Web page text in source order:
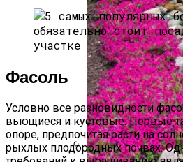
Фасоль
Условно все разновидности
вьющиеся и кустовые. Первые
опоре, предпочитая расти на
рыхлых плодородных почвах.